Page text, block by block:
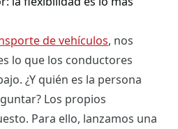
de vehículos, nos
lo que los conductores
¿Y quién es la persona
Los propios
Para ello, lanzamos una